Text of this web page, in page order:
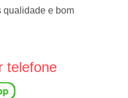
qualidade e bom
telefone